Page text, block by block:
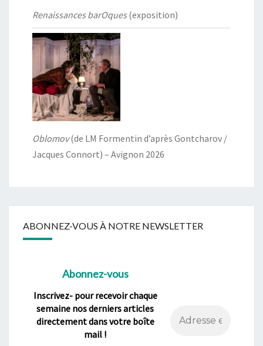
Renaissances barOques(exposition)
Oblomov(de LM Formentin d’après Gontcharov /
Jacques Connort) – Avignon 2026
ABONNEZ-VOUS À NOTRE NEWSLETTER
Abonnez-vous
Inscrivez- pour recevoir chaque
semaine nos derniers articles
directement dans votre boîte
mail !